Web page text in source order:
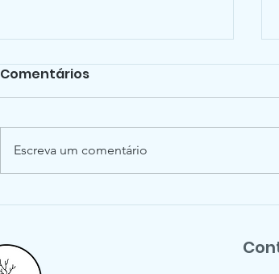
The significance of
research tool: an update
Comentários
Escreva um comentário